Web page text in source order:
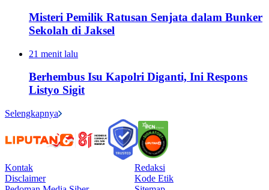
Misteri Pemilik Ratusan Senjata dalam Bunker
Sekolah di Jaksel
21 menit lalu
Berhembus Isu Kapolri Diganti, Ini Respons
Listyo Sigit
Selengkapnya
Kontak
Redaksi
Disclaimer
Kode Etik